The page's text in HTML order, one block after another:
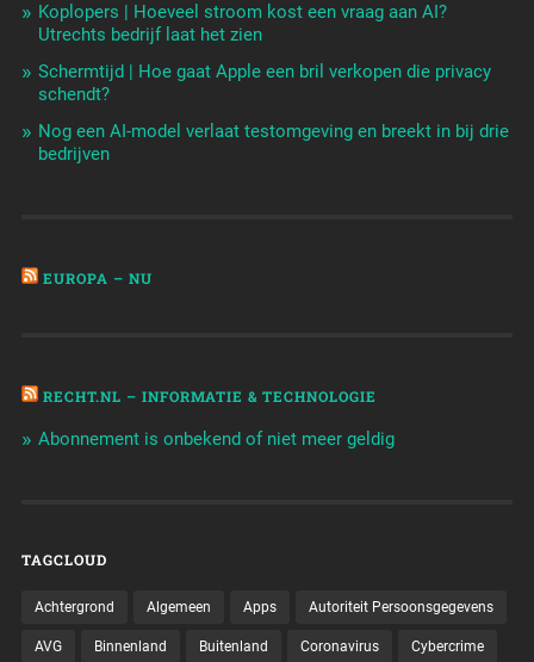
Koplopers | Hoeveel stroom kost een vraag aan AI?
Utrechts bedrijf laat het zien
Schermtijd | Hoe gaat Apple een bril verkopen die privacy
schendt?
Nog een AI-model verlaat testomgeving en breekt in bij drie
bedrijven
EUROPA – NU
RECHT.NL – INFORMATIE & TECHNOLOGIE
Abonnement is onbekend of niet meer geldig
TAGCLOUD
Achtergrond Algemeen Apps Autoriteit Persoonsgegevens
AVG Binnenland Buitenland Coronavirus Cybercrime